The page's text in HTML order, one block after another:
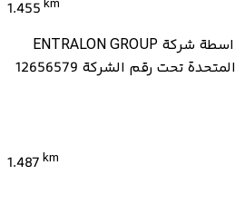
1.455 km
1.487 km
يتم إدارة هذا الموقع بواسطة شركة ENTRALON GROUP